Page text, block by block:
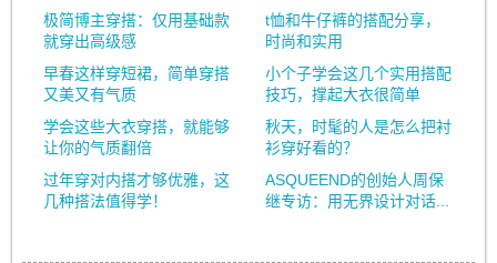
极简博主穿搭：仅用基础款
就穿出高级感
t恤和牛仔裤的搭配分享，
时尚和实用
早春这样穿短裙，简单穿搭
又美又有气质
小个子学会这几个实用搭配
技巧，撑起大衣很简单
学会这些大衣穿搭，就能够
让你的气质翻倍
秋天，时髦的人是怎么把衬
衫穿好看的？
过年穿对内搭才够优雅，这
几种搭法值得学！
ASQUEEND的创始人周保
继专访：用无界设计对话...